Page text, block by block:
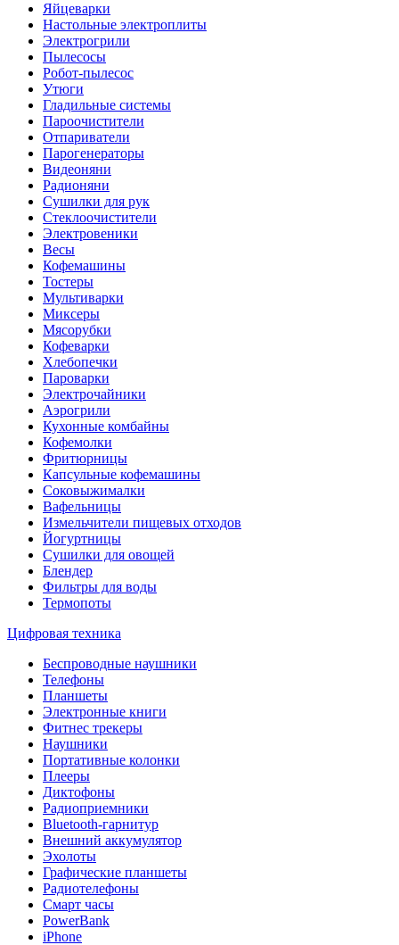
Яйцеварки
Настольные электроплиты
Электрогрили
Пылесосы
Робот-пылесос
Утюги
Гладильные системы
Пароочистители
Отпариватели
Парогенераторы
Видеоняни
Радионяни
Сушилки для рук
Стеклоочистители
Электровеники
Весы
Кофемашины
Тостеры
Мультиварки
Миксеры
Мясорубки
Кофеварки
Хлебопечки
Пароварки
Электрочайники
Аэрогрили
Кухонные комбайны
Кофемолки
Фритюрницы
Капсульные кофемашины
Соковыжималки
Вафельницы
Измельчители пищевых отходов
Йогуртницы
Сушилки для овощей
Блендер
Фильтры для воды
Термопоты
Цифровая техника
Беспроводные наушники
Телефоны
Планшеты
Электронные книги
Фитнес трекеры
Наушники
Портативные колонки
Плееры
Диктофоны
Радиоприемники
Bluetooth-гарнитур
Внешний аккумулятор
Эхолоты
Графические планшеты
Радиотелефоны
Смарт часы
PowerBank
iPhone